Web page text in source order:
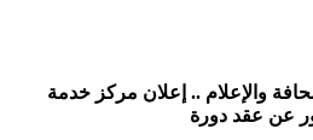
والإعلام .. إعلان مركز خدمة
عن عقد دورة